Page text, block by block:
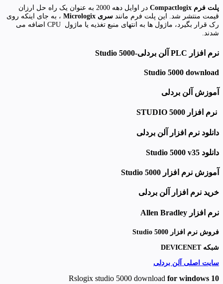
پلت فرم Compactlogix
در اوایل دهه 2000 به عنوان یک راه حل ارزان
قیمت منتشر شد. این پلت فرم مانند سری Micrologix
، به جای اینکه روی
رک قرار بگیرد، ماژول ها به انتهای منبع تغذیه یا ماژول CPU اضافه می
شدند.
نرم افزار PLC آلن بردلی-Studio 5000
Studio 5000 download
آموزش آلن بردلی
نرم افزار STUDIO 5000
دانلود نرم افزار آلن بردلی
دانلود Studio 5000 v35
آموزش نرم افزار Studio 5000
خرید نرم افزار آلن بردلی
نرم افزار Allen Bradley
فروش نرم افزار Studio 5000
شبکه DEVICENET
سایت اصلی آلن بردلی
Rslogix studio 5000 download for windows 10